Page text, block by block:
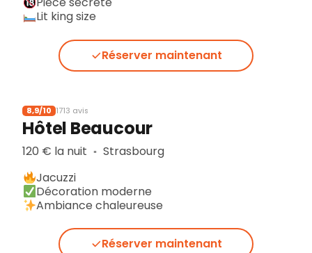
Lit king size
Réserver maintenant
8,9/10 1713 avis
Hôtel Beaucour
120 € la nuit ▪︎ Strasbourg
Jacuzzi
Décoration moderne
Ambiance chaleureuse
Réserver maintenant